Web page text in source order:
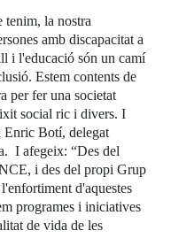
tenim, la nostra
amb discapacitat a
i l'educació són un camí
Estem contents de
per fer una societat
social ric i divers. I
Enric Botí, delegat
I afegeix: “Des del
i des del propi Grup
d'aquestes
programes i iniciatives
de vida de les